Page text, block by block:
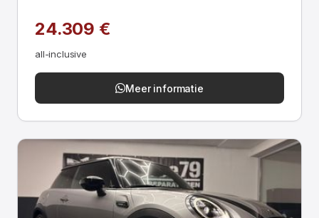
24.309 €
all-inclusive
Meer informatie